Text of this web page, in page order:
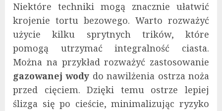
Niektóre techniki mogą znacznie ułatwić
krojenie tortu bezowego. Warto rozważyć
użycie kilku sprytnych trików, które
pomogą utrzymać integralność ciasta.
Można na przykład rozważyć zastosowanie
gazowanej wody do nawilżenia ostrza noża
przed cięciem. Dzięki temu ostrze lepiej
ślizga się po cieście, minimalizując ryzyko